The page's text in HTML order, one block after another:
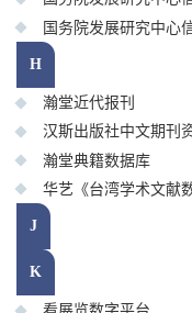
国务院发展研究中心
H
瀚堂近代报刊
汉斯出版社中文期刊资
瀚堂典籍数据库
华艺《台湾学术文献
J
K